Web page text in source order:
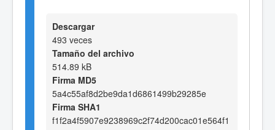
Descargar
493 veces
Tamaño del archivo
514.89 kB
Firma MD5
5a4c55af8d2be9da1d6861499b29285e
Firma SHA1
f1f2a4f5907e9238969c2f74d200cac01e564f1